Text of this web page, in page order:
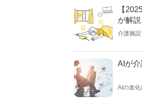
【
が解説
介護施
策につ
AIが
AIの進
す。記